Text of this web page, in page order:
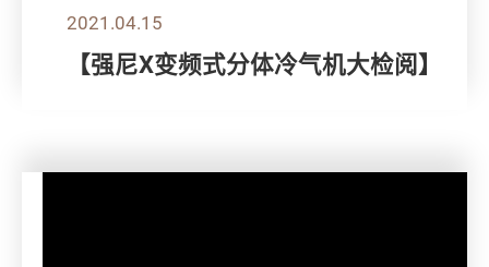
2021.04.15
【强尼X变频式分体冷气机大检阅】